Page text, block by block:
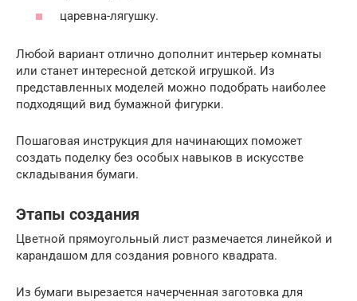
царевна-лягушку.
Любой вариант отлично дополнит интерьер комнаты
или станет интересной детской игрушкой. Из
представленных моделей можно подобрать наиболее
подходящий вид бумажной фигурки.
Пошаговая инструкция для начинающих поможет
создать поделку без особых навыков в искусстве
складывания бумаги.
Этапы создания
Цветной прямоугольный лист размечается линейкой и
карандашом для создания ровного квадрата.
Из бумаги вырезается начерченная заготовка для